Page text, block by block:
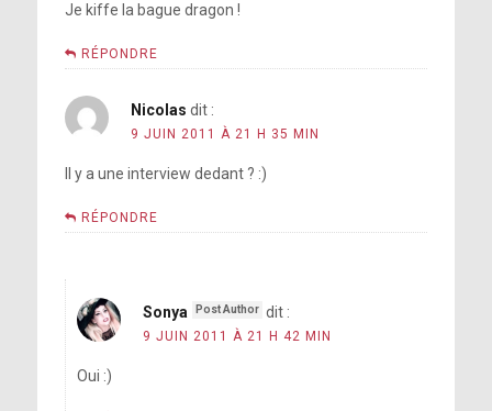
Je kiffe la bague dragon !
RÉPONDRE
Nicolas dit :
9 JUIN 2011 À 21 H 35 MIN
Il y a une interview dedant ? :)
RÉPONDRE
Sonya dit :
9 JUIN 2011 À 21 H 42 MIN
Oui :)